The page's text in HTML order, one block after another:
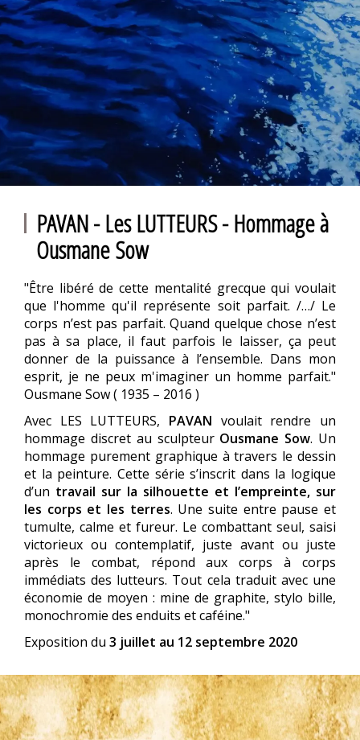
PAVAN - Les LUTTEURS - Hommage à
Ousmane Sow
"Être libéré de cette mentalité grecque qui voulait
que l'homme qu'il représente soit parfait. /…/ Le
corps n’est pas parfait. Quand quelque chose n’est
pas à sa place, il faut parfois le laisser, ça peut
donner de la puissance à l’ensemble. Dans mon
esprit, je ne peux m'imaginer un homme parfait."
Ousmane Sow ( 1935 – 2016 )
Avec LES LUTTEURS, PAVAN voulait rendre un
hommage discret au sculpteur Ousmane Sow. Un
hommage purement graphique à travers le dessin
et la peinture. Cette série s’inscrit dans la logique
d’un travail sur la silhouette et l’empreinte, sur
les corps et les terres. Une suite entre pause et
tumulte, calme et fureur. Le combattant seul, saisi
victorieux ou contemplatif, juste avant ou juste
après le combat, répond aux corps à corps
immédiats des lutteurs. Tout cela traduit avec une
économie de moyen : mine de graphite, stylo bille,
monochromie des enduits et caféine."
Exposition du 3 juillet au 12 septembre 2020